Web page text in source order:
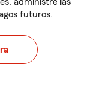
futuros.